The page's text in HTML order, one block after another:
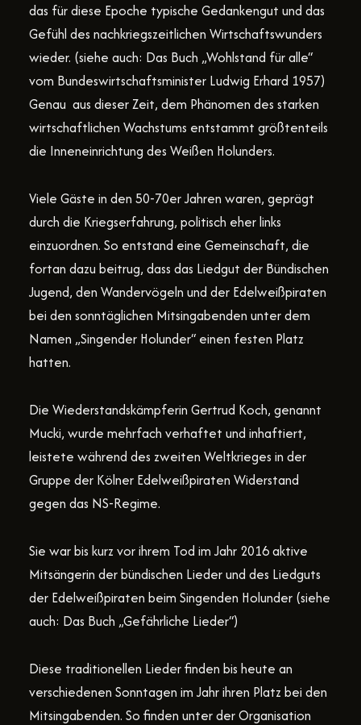
das für diese Epoche typische Gedankengut und das
Gefühl des nachkriegszeitlichen Wirtschaftswunders
wieder. (siehe auch: Das Buch „Wohlstand für alle“
vom Bundeswirtschaftsminister Ludwig Erhard 1957)
Genau aus dieser Zeit, dem Phänomen des starken
wirtschaftlichen Wachstums entstammt größtenteils
die Inneneinrichtung des Weißen Holunders.
Viele Gäste in den 50-70er Jahren waren, geprägt
durch die Kriegserfahrung, politisch eher links
einzuordnen. So entstand eine Gemeinschaft, die
fortan dazu beitrug, dass das Liedgut der Bündischen
Jugend, den Wandervögeln und der Edelweißpiraten
bei den sonntäglichen Mitsingabenden unter dem
Namen „Singender Holunder“ einen festen Platz
hatten.
Die Wiederstandskämpferin Gertrud Koch, genannt
Mucki, wurde mehrfach verhaftet und inhaftiert,
leistete während des zweiten Weltkrieges in der
Gruppe der Kölner Edelweißpiraten Widerstand
gegen das NS-Regime.
Sie war bis kurz vor ihrem Tod im Jahr 2016 aktive
Mitsängerin der bündischen Lieder und des Liedguts
der Edelweißpiraten beim Singenden Holunder (siehe
auch: Das Buch „Gefährliche Lieder“)
Diese traditionellen Lieder finden bis heute an
verschiedenen Sonntagen im Jahr ihren Platz bei den
Mitsingabenden. So finden unter der Organisation